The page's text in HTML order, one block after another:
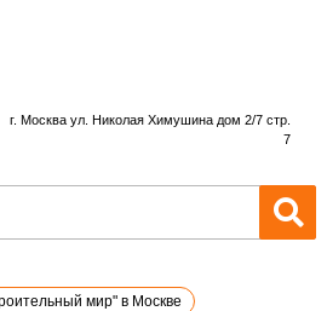
г. Москва ул. Николая Химушина дом 2/7 стр.
7
мир" в Москве